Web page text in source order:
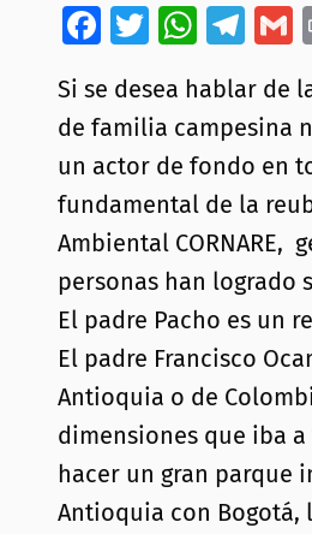
Facebook
Twitter
Si se desea hablar de
de familia campesina
un actor de fondo en
fundamental de la
Ambiental
personas han logrado
El padre Pacho es un
El padre Francisco
Antioquia o de
dimensiones que iba
hacer un gran parque
Antioquia con Bogotá,